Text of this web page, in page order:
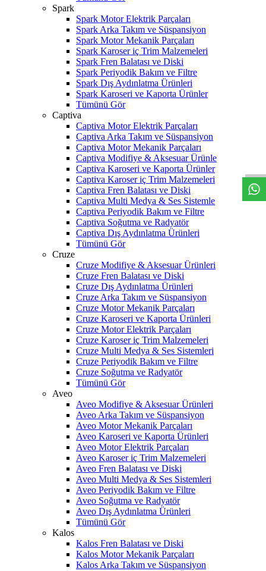
Spark
Spark Motor Elektrik Parçaları
Spark Arka Takım ve Süspansiyon
Spark Motor Mekanik Parçaları
Spark Karoser iç Trim Malzemeleri
Spark Fren Balatası ve Diski
Spark Periyodik Bakım ve Filtre
Spark Dış Aydınlatma Ürünleri
Spark Karoseri ve Kaporta Ürünler
Tümünü Gör
Captiva
Captiva Motor Elektrik Parçaları
Captiva Arka Takım ve Süspansiyon
Captiva Motor Mekanik Parçaları
Captiva Modifiye & Aksesuar Ürünle
Captiva Karoseri ve Kaporta Ürünler
Captiva Karoser iç Trim Malzemeleri
Captiva Fren Balatası ve Diski
Captiva Multi Medya & Ses Sistemle
Captiva Periyodik Bakım ve Filtre
Captiva Soğutma ve Radyatör
Captiva Dış Aydınlatma Ürünleri
Tümünü Gör
Cruze
Cruze Modifiye & Aksesuar Ürünleri
Cruze Fren Balatası ve Diski
Cruze Dış Aydınlatma Ürünleri
Cruze Arka Takım ve Süspansiyon
Cruze Motor Mekanik Parçaları
Cruze Karoseri ve Kaporta Ürünleri
Cruze Motor Elektrik Parçaları
Cruze Karoser iç Trim Malzemeleri
Cruze Multi Medya & Ses Sistemleri
Cruze Periyodik Bakım ve Filtre
Cruze Soğutma ve Radyatör
Tümünü Gör
Aveo
Aveo Modifiye & Aksesuar Ürünleri
Aveo Arka Takım ve Süspansiyon
Aveo Motor Mekanik Parçaları
Aveo Karoseri ve Kaporta Ürünleri
Aveo Motor Elektrik Parçaları
Aveo Karoser iç Trim Malzemeleri
Aveo Fren Balatası ve Diski
Aveo Multi Medya & Ses Sistemleri
Aveo Periyodik Bakım ve Filtre
Aveo Soğutma ve Radyatör
Aveo Dış Aydınlatma Ürünleri
Tümünü Gör
Kalos
Kalos Fren Balatası ve Diski
Kalos Motor Mekanik Parçaları
Kalos Arka Takım ve Süspansiyon